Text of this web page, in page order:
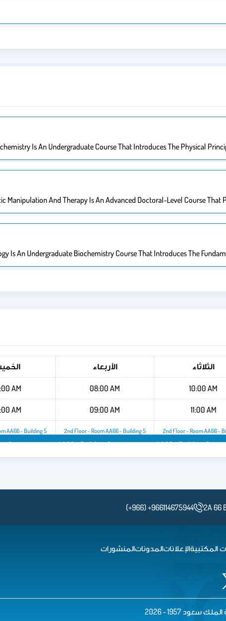
Is An Undergraduate Course That Introduces The Physical
Manipulation And Therapy Is An Advanced Doctoral-Level Course
Is An Undergraduate Biochemistry Course That Introduces The
الثلاثاء الأربعاء
10:00 AM
08:00 AM
AM
11:00 AM
09:00 AM
AM
2nd
2nd Floor - Room AA66 -
2nd Floor - Room AA66 - Building 5
2nd Floor - Room AA66 - Building 5
2nd Floor - Room AA66 - Building 5
AA66 - Building 5
5
2A 66
(+966) +966114675944
المكتبيةالإعلاناتالمدوناتالمنشورات
1957 - 2026